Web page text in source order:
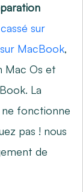
sur
MacBook,
Mac Os et
. La
fonctionne
pas ! nous
de